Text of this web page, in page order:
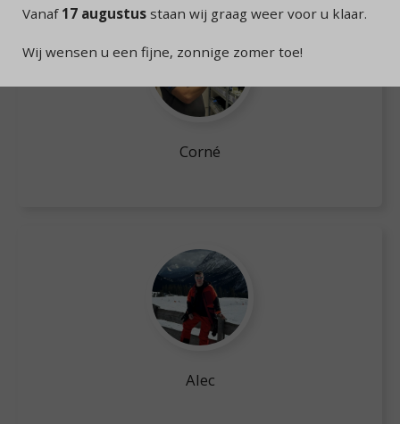
Corné
Alec
Vanaf 17 augustus staan wij graag weer voor u klaar.
Wij wensen u een fijne, zonnige zomer toe!